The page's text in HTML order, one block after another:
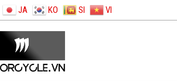
JA KO SI VI